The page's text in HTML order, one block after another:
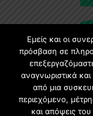
Εγγραφή στο
Γίνετε μέλος της
Εμείς και οι
πρόσβαση σε
αναγνωριστικά
από μια
περιεχόμενο,
και απόψεις